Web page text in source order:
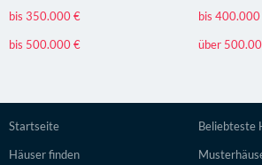
bis 350.000 €
bis
bis 500.000 €
über
Startseite
Häuser finden
Beliebteste